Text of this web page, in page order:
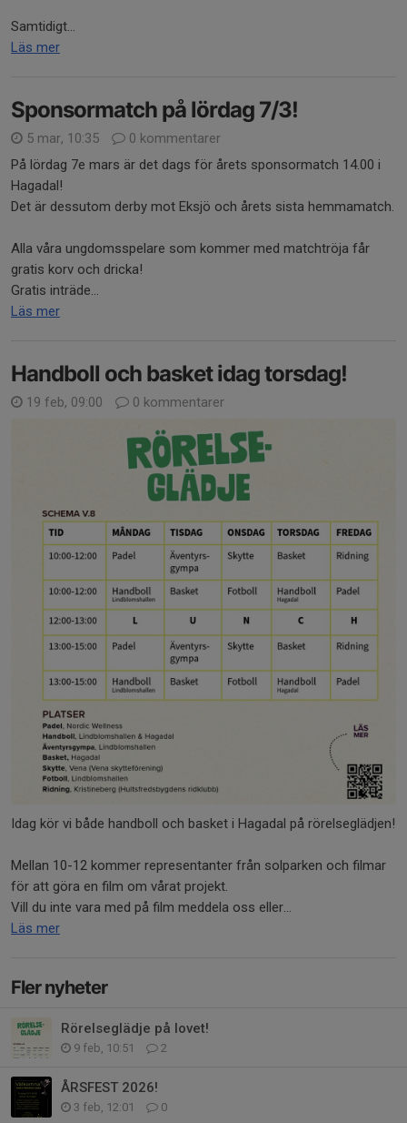
Samtidigt...
Läs mer
Sponsormatch på lördag 7/3!
5 mar, 10:35
0 kommentarer
På lördag 7e mars är det dags för årets sponsormatch 14.00 i
Hagadal!
Det är dessutom derby mot Eksjö och årets sista hemmamatch.
Alla våra ungdomsspelare som kommer med matchtröja får
gratis korv och dricka!
Gratis inträde...
Läs mer
Handboll och basket idag torsdag!
19 feb, 09:00 0 kommentarer
Idag kör vi både handboll och basket i Hagadal på rörelseglädjen!
Mellan 10-12 kommer representanter från solparken och filmar
för att göra en film om vårat projekt.
Vill du inte vara med på film meddela oss eller...
Läs mer
Fler nyheter
Rörelseglädje på lovet!
9 feb, 10:51 2
ÅRSFEST 2026!
3 feb, 12:01 0